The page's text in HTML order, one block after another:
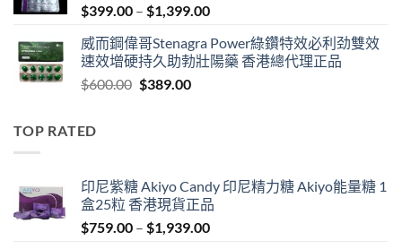
$399.00 – $1,399.00Price
$399.00
through
威而鋼偉哥Stenagra Power綠鑽特效必利劲雙效
速效增硬持久助勃壯陽藥 香港總代理正品
$600.00 Original
$389.00Current
TOP RATED
印尼紫糖 Akiyo Candy 印尼精力糖 Akiyo能量糖 1
盒25粒 香港現貨正品
$759.00 – $1,939.00Price